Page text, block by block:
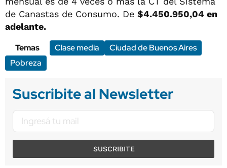
de Canastas de Consumo. De $4.450.950,04 en
adelante.
Temas
Clase media
Ciudad de Buenos Aires
Pobreza
Suscribite al Newsletter
SUSCRIBITE